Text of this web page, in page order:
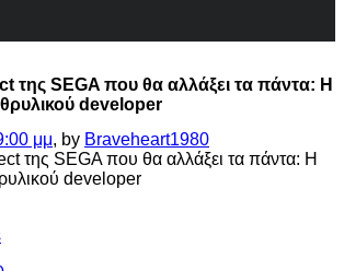
της SEGA που θα αλλάξει τα πάντα: Η
developer
μμ, by Braveheart1980